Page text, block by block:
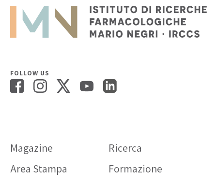
FOLLOW US
Magazine
Ricerca
Area Stampa
Formazione